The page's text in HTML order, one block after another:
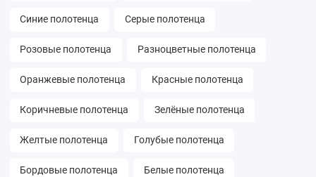
Синие полотенца Серые полотенца
Розовые полотенца Разноцветные полотенца
Оранжевые полотенца Красные полотенца
Коричневые полотенца Зелёные полотенца
Желтые полотенца Голубые полотенца
Бордовые полотенца Белые полотенца